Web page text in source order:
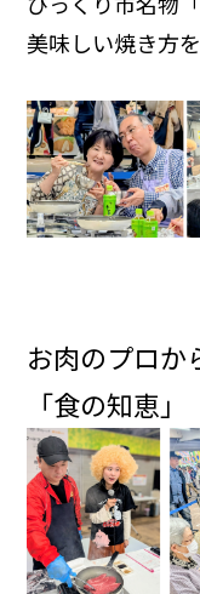
美味しい焼き方
お肉のプロか
「食の知恵」